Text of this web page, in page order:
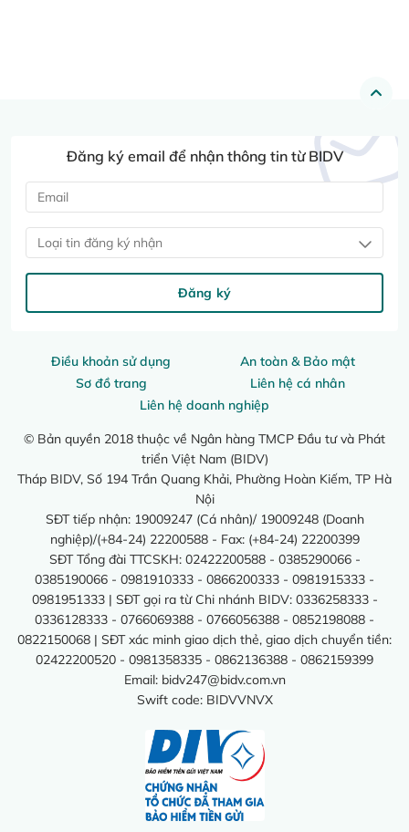
Điều khoản sử dụng
An toàn & Bảo mật
Sơ đồ trang
Liên hệ cá nhân
Liên hệ doanh nghiệp
© Bản quyền 2018 thuộc về Ngân hàng TMCP Đầu tư và Phát
triển Việt Nam (BIDV)
Tháp BIDV, Số 194 Trần Quang Khải, Phường Hoàn Kiếm, TP Hà
Nội
SĐT tiếp nhận: 19009247 (Cá nhân)/ 19009248 (Doanh
nghiệp)/(+84-24) 22200588 - Fax: (+84-24) 22200399
SĐT Tổng đài TTCSKH: 02422200588 - 0385290066 -
0385190066 - 0981910333 - 0866200333 - 0981915333 -
0981951333 | SĐT gọi ra từ Chi nhánh BIDV: 0336258333 -
0336128333 - 0766069388 - 0766056388 - 0852198088 -
0822150068 | SĐT xác minh giao dịch thẻ, giao dịch chuyển tiền:
02422200520 - 0981358335 - 0862136388 - 0862159399
Email: bidv247@bidv.com.vn
Swift code: BIDVVNVX
Đăng ký email để nhận thông tin từ BIDV
Loại tin đăng ký nhận
Đăng ký